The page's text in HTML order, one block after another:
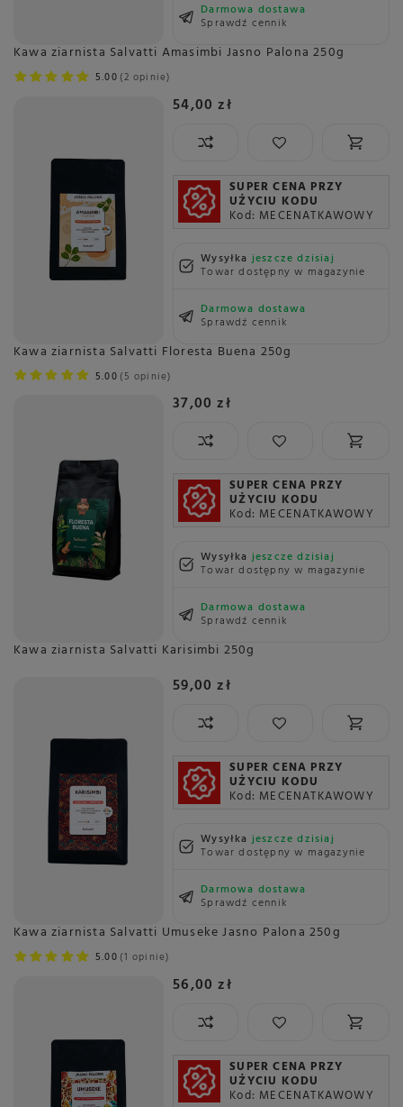
Darmowa dostawa
Sprawdź cennik
Kawa ziarnista Salvatti Amasimbi Jasno Palona 250g
5.00 2 opinie
54,00 zł
SUPER CENA PRZY
UŻYCIU KODU
Kod: MECENATKAWOWY
Wysyłkajeszcze dzisiaj
Towar dostępny w magazynie
Darmowa dostawa
Sprawdź cennik
Kawa ziarnista Salvatti Floresta Buena 250g
5.00 5 opinie
37,00 zł
SUPER CENA PRZY
UŻYCIU KODU
Kod: MECENATKAWOWY
Wysyłkajeszcze dzisiaj
Towar dostępny w magazynie
Darmowa dostawa
Sprawdź cennik
Kawa ziarnista Salvatti Karisimbi 250g
59,00 zł
SUPER CENA PRZY
UŻYCIU KODU
Kod: MECENATKAWOWY
Wysyłkajeszcze dzisiaj
Towar dostępny w magazynie
Darmowa dostawa
Sprawdź cennik
Kawa ziarnista Salvatti Umuseke Jasno Palona 250g
5.00 1 opinie
56,00 zł
SUPER CENA PRZY
UŻYCIU KODU
Kod: MECENATKAWOWY